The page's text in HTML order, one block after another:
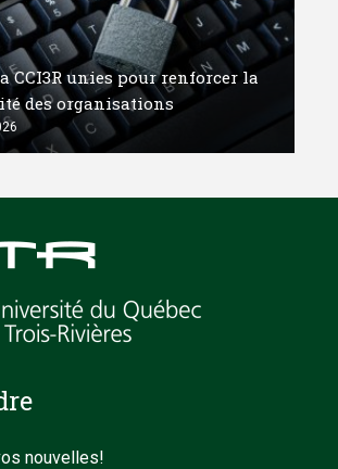
CCI3R unies pour renforcer la
des organisations
nouvelles!